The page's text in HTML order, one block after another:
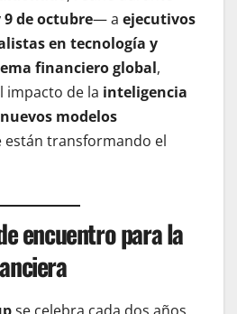
9 de octubre— a ejecutivos
en tecnología y
financiero global,
impacto de la inteligencia
nuevos modelos
están transformando el
encuentro para la